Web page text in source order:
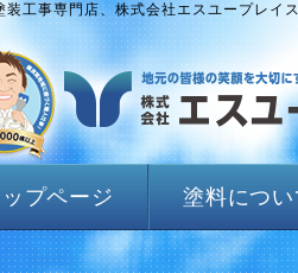
装工事専門店、株式会社エスユープレイス
ップページ 塗料につい